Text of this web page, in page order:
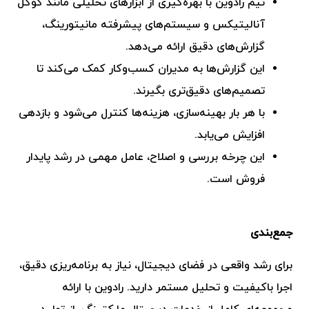
آنالیتیکس و سیستم‌های پیشرفته مانیتورینگ،
گزارش‌های دقیق ارائه می‌دهد.
این گزارش‌ها به مدیران کسب‌وکار کمک می‌کند تا
تصمیم‌های دقیق‌تری بگیرند.
با هر بار بهینه‌سازی، هزینه‌ها کنترل می‌شود و بازدهی
افزایش می‌یابد.
این چرخه بررسی و اصلاح، عامل مهمی در رشد پایدار
فروش است.
جمع‌بندی
برای رشد واقعی در فضای دیجیتال، نیاز به برنامه‌ریزی دقیق،
اجرا باکیفیت و تحلیل مستمر دارید. رادوین با ارائه